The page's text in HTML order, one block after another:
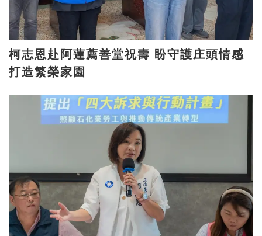
柯志恩赴阿蓮薦善堂祝壽 盼守護庄頭情感
打造繁榮家園